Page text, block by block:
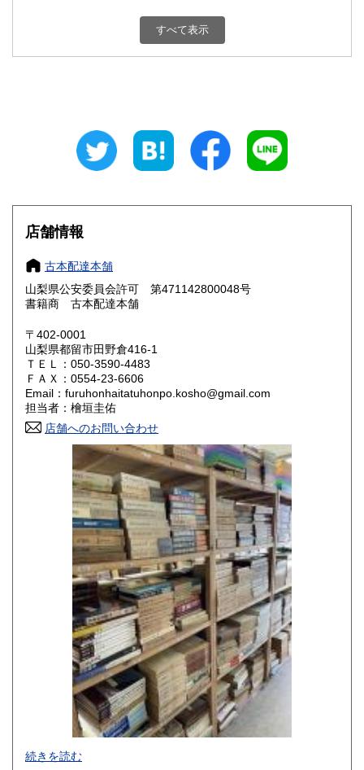
800円 富山県
800円 三重県
大阪府
奈良県
鳥取県 800円 島根県
岡山県
山口県 800円
香川県 800円 愛媛県
高知県 800円
800円 長崎県
800円 大分県
800円 鹿児島県
1,500円
すべて表示
店舗情報
古本配達本舗
山梨県公安委員会許可 第471142800048号
書籍商 古本配達本舗
〒402-0001
山梨県都留市田野倉416-1
ＴＥＬ：050-3590-4483
ＦＡＸ：0554-23-6606
Email：furuhonhaitatuhonpo.kosho@gmail.com
担当者：檜垣圭佑
店舗へのお問い合わせ
-
続きを読む